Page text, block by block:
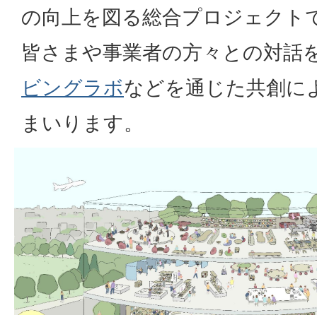
の向上を図る総合プロジェクト
皆さまや事業者の方々との対話
ビングラボなどを通じた共創に
まいります。